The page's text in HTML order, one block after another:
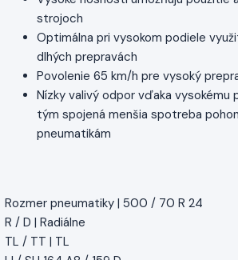
strojoch
Optimálna pri vysokom podiele
dlhých prepravách
Povolenie 65 km/h pre vysoký
Nízky valivý odpor vďaka vysokému
tým spojená menšia spotreba
pneumatikám
Rozmer pneumatiky | 500 / 70 R 24
R / D | Radiálne
TL / TT | TL